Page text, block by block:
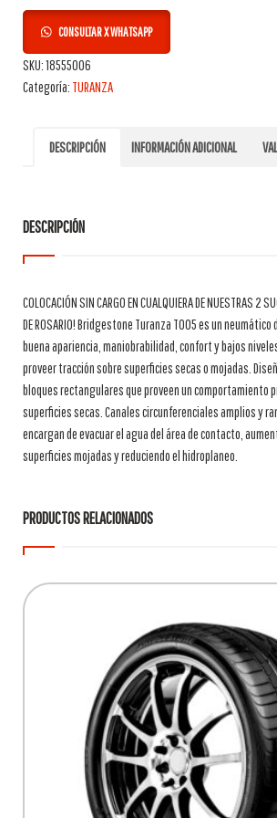
CONSULTAR X WHATSAPP
SKU:18555006
Categoría: TURANZA
DESCRIPCIÓN INFORMACIÓN ADICIONAL
DESCRIPCIÓN
COLOCACIÓN SIN CARGO EN CUALQUIERA DE NUESTRAS 2
DE ROSARIO! Bridgestone Turanza T005 es un
buena apariencia, maniobrabilidad, confort y bajos
proveer tracción sobre superficies secas o mojadas.
bloques rectangulares que proveen un comportamiento
superficies secas. Canales circunferenciales amplios y
encargan de evacuar el agua del área de contacto,
superficies mojadas y reduciendo el hidroplaneo.
PRODUCTOS RELACIONADOS